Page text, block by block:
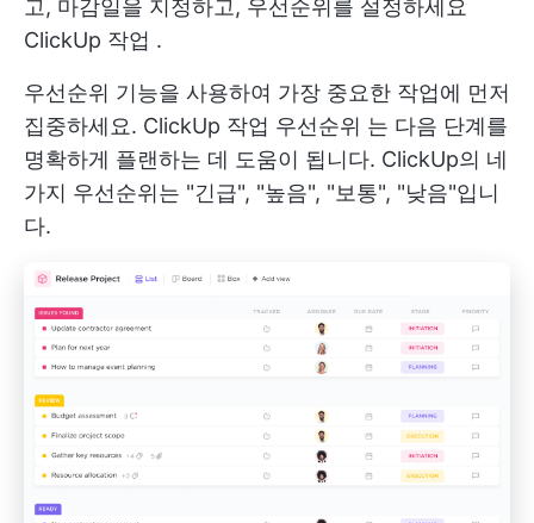
고, 마감일을 지정하고, 우선순위를 설정하세요
ClickUp 작업 .
우선순위 기능을 사용하여 가장 중요한 작업에 먼저
집중하세요. ClickUp 작업 우선순위 는 다음 단계를
명확하게 플랜하는 데 도움이 됩니다. ClickUp의 네
가지 우선순위는 "긴급", "높음", "보통", "낮음"입니
다.